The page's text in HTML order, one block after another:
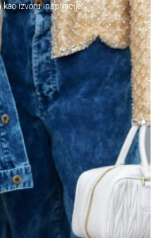
kao izvoru inspiracije.